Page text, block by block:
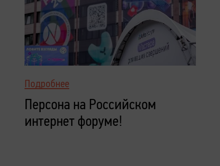
Подробнее
Персона на Российском
интернет форуме!